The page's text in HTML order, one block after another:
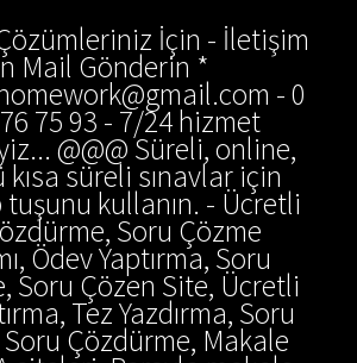
İçin - İletişim
Mail Gönderin *
- 0
75 93 - 7/24 hizmet
@@@ Süreli, online,
süreli sınavlar için
kullanın. - Ücretli
Soru Çözme
Ödev Yaptırma, Soru
Soru Çözen Site, Ücretli
Tez Yazdırma, Soru
Çözdürme, Makale